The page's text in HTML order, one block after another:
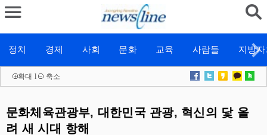
정치 경제 사회 문화 교육 사람들 지방
확대 l 축소
문화체육관광부, 대한민국 관광, 혁신의 닻 올
려 새 시대 항해